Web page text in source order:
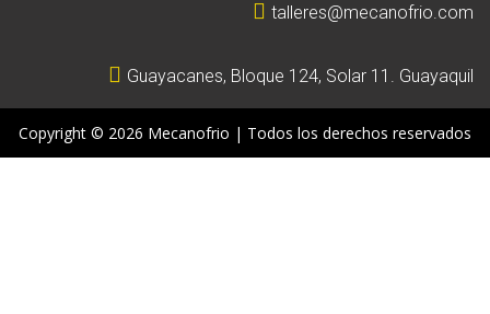
talleres@mecanofrio.com
Guayacanes, Bloque 124, Solar 11. Guayaquil
Copyright © 2026 Mecanofrio | Todos los derechos reservados